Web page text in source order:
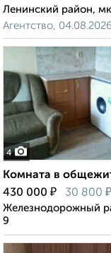
Ленинский район,
Агентство, 04.08.2026
4
Комната в
430 000 ₽ 30 800 ₽
Железнодорожный
9